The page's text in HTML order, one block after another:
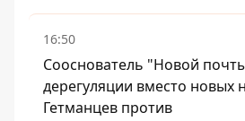
16:50
Сооснователь "Новой
дерегуляции вместо новых
Гетманцев против